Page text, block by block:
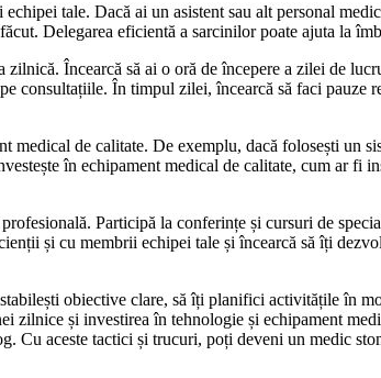
tale. Dacă ai un asistent sau alt personal
Delegarea eficientă a sarcinilor poate ajuta la
Încearcă să ai o oră de începere a zilei de
consultațiile. În timpul zilei, încearcă să faci pauze
de calitate. De exemplu, dacă folosești un
în echipament medical de calitate, cum ar fi
Participă la conferințe și cursuri de
și cu membrii echipei tale și încearcă să îți
obiective clare, să îți planifici activitățile în
și investirea în tehnologie și echipament
aceste tactici și trucuri, poți deveni un medic